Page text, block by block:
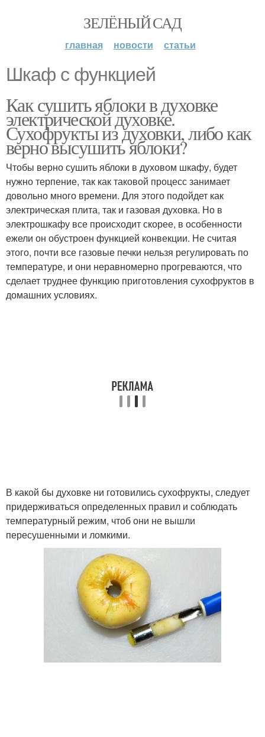
ЗЕЛЁНЫЙ САД
главная новости статьи
Шкаф с функцией
Как сушить яблоки в духовке
электрической духовке.
Сухофрукты из духовки, либо как
верно высушить яблоки?
Чтобы верно сушить яблоки в духовом шкафу, будет
нужно терпение, так как таковой процесс занимает
довольно много времени. Для этого подойдет как
электрическая плита, так и газовая духовка. Но в
электрошкафу все происходит скорее, в особенности
ежели он обустроен функцией конвекции. Не считая
этого, почти все газовые печки нельзя регулировать по
температуре, и они неравномерно прогреваются, что
сделает труднее функцию приготовления сухофруктов в
домашних условиях.
В какой бы духовке ни готовились сухофрукты, следует
придерживаться определенных правил и соблюдать
температурный режим, чтоб они не вышли
пересушенными и ломкими.